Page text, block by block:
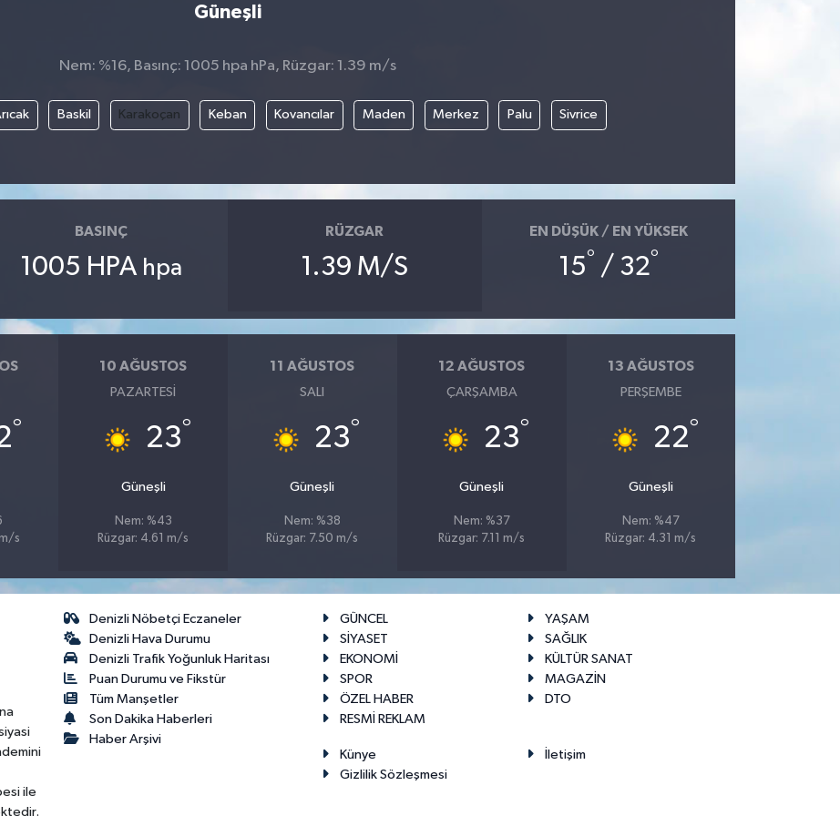
Güneşli
Nem: %16, Basınç: 1005 hpa hPa, Rüzgar: 1.39 m/s
Baskil Karakoçan Keban Kovancılar Maden Merkez Palu Sivrice
BASINÇ
1005 HPA hpa
RÜZGAR
1.39 M/S
EN DÜŞÜK / EN YÜKSEK
15° / 32°
°
s
10 AĞUSTOS
PAZARTESI
23°
Güneşli
Nem: %43
Rüzgar: 4.61 m/s
11 AĞUSTOS
SALI
23°
Güneşli
Nem: %38
Rüzgar: 7.50 m/s
12 AĞUSTOS
ÇARŞAMBA
23°
Güneşli
Nem: %37
Rüzgar: 7.11 m/s
13 AĞUSTOS
PERŞEMBE
22°
Güneşli
Nem: %47
Rüzgar: 4.31 m/s
ile
Denizli Nöbetçi Eczaneler
Denizli Hava Durumu
Denizli Trafik Yoğunluk Haritası
Puan Durumu ve Fikstür
Tüm Manşetler
Son Dakika Haberleri
Haber Arşivi
GÜNCEL
YAŞAM
SİYASET
SAĞLIK
EKONOMİ
KÜLTÜR SANAT
SPOR
MAGAZİN
ÖZEL HABER
DTO
RESMİ REKLAM
Künye
İletişim
Gizlilik Sözleşmesi